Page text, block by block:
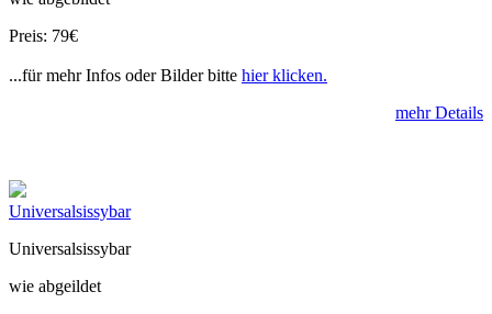
Preis: 79€
...für mehr Infos oder Bilder bitte hier klicken.
mehr Details
Universalsissybar
Universalsissybar
wie abgeildet